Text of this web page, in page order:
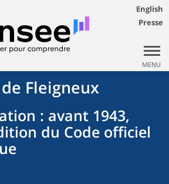
English
Presse
MENU
de Fleigneux
: avant 1943,
du Code officiel